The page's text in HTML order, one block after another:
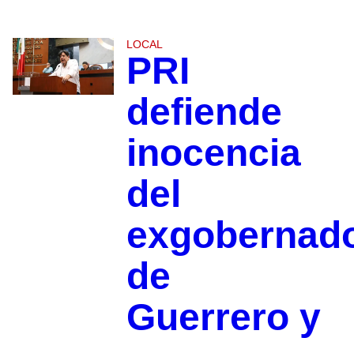
LOCAL
PRI
defiende
inocencia
del
de
Guerrero y